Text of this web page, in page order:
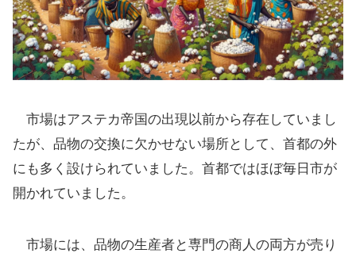
市場はアステカ帝国の出現以前から存在していまし
たが、品物の交換に欠かせない場所として、首都の外
にも多く設けられていました。首都ではほぼ毎日市が
開かれていました。
市場には、品物の生産者と専門の商人の両方が売り